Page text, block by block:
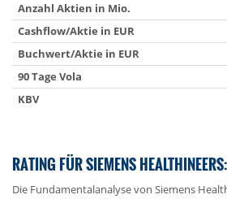
Anzahl Aktien in Mio.
Cashflow/Aktie in EUR
Buchwert/Aktie in EUR
90 Tage Vola
KBV
RATING FÜR SIEMENS HEALTHINEERS:
Die Fundamentalanalyse von Siemens